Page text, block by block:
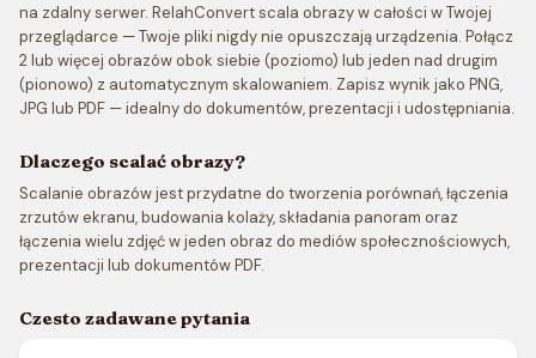
na zdalny serwer. RelahConvert scala obrazy w całości w Twojej
przeglądarce — Twoje pliki nigdy nie opuszczają urządzenia. Połącz
2 lub więcej obrazów obok siebie (poziomo) lub jeden nad drugim
(pionowo) z automatycznym skalowaniem. Zapisz wynik jako PNG,
JPG lub PDF — idealny do dokumentów, prezentacji i udostępniania.
Dlaczego scalać obrazy?
Scalanie obrazów jest przydatne do tworzenia porównań, łączenia
zrzutów ekranu, budowania kolaży, składania panoram oraz
łączenia wielu zdjęć w jeden obraz do mediów społecznościowych,
prezentacji lub dokumentów PDF.
Czesto zadawane pytania